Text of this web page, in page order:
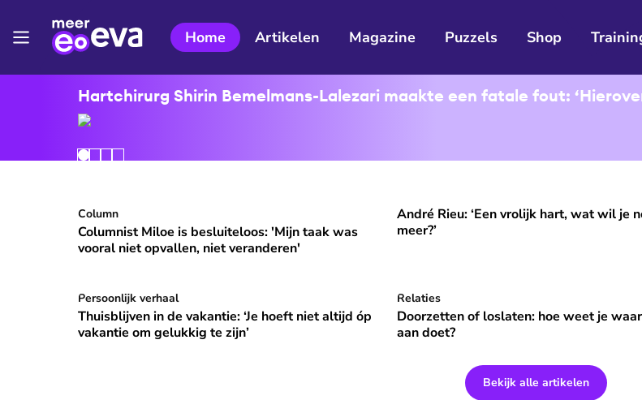
Home Artikelen Magazine Puzzels Shop
Hartchirurg Shirin Bemelmans-Lalezari maakte een fatale fout:
Columnist Miloe is besluiteloos: 'Mijn taak was vooral niet opvallen, niet veranderen'
⭐ Premium
Column
Columnist Miloe is besluiteloos: 'Mijn taak was
vooral niet opvallen, niet veranderen'
André Rieu: ‘Een vrolijk hart, wat wil je nog
⭐ Premium
André Rieu: ‘Een vrolijk hart, wat wil je
meer?’
Thuisblijven in de vakantie: ‘Je hoeft niet altijd óp vakantie om gelukkig te zijn’
Persoonlijk verhaal
Thuisblijven in de vakantie: ‘Je hoeft niet altijd óp
vakantie om gelukkig te zijn’
Doorzetten of loslaten: hoe weet je waar
⭐
Relaties
Doorzetten of loslaten: hoe weet je
aan doet?
Bekijk alle artikelen